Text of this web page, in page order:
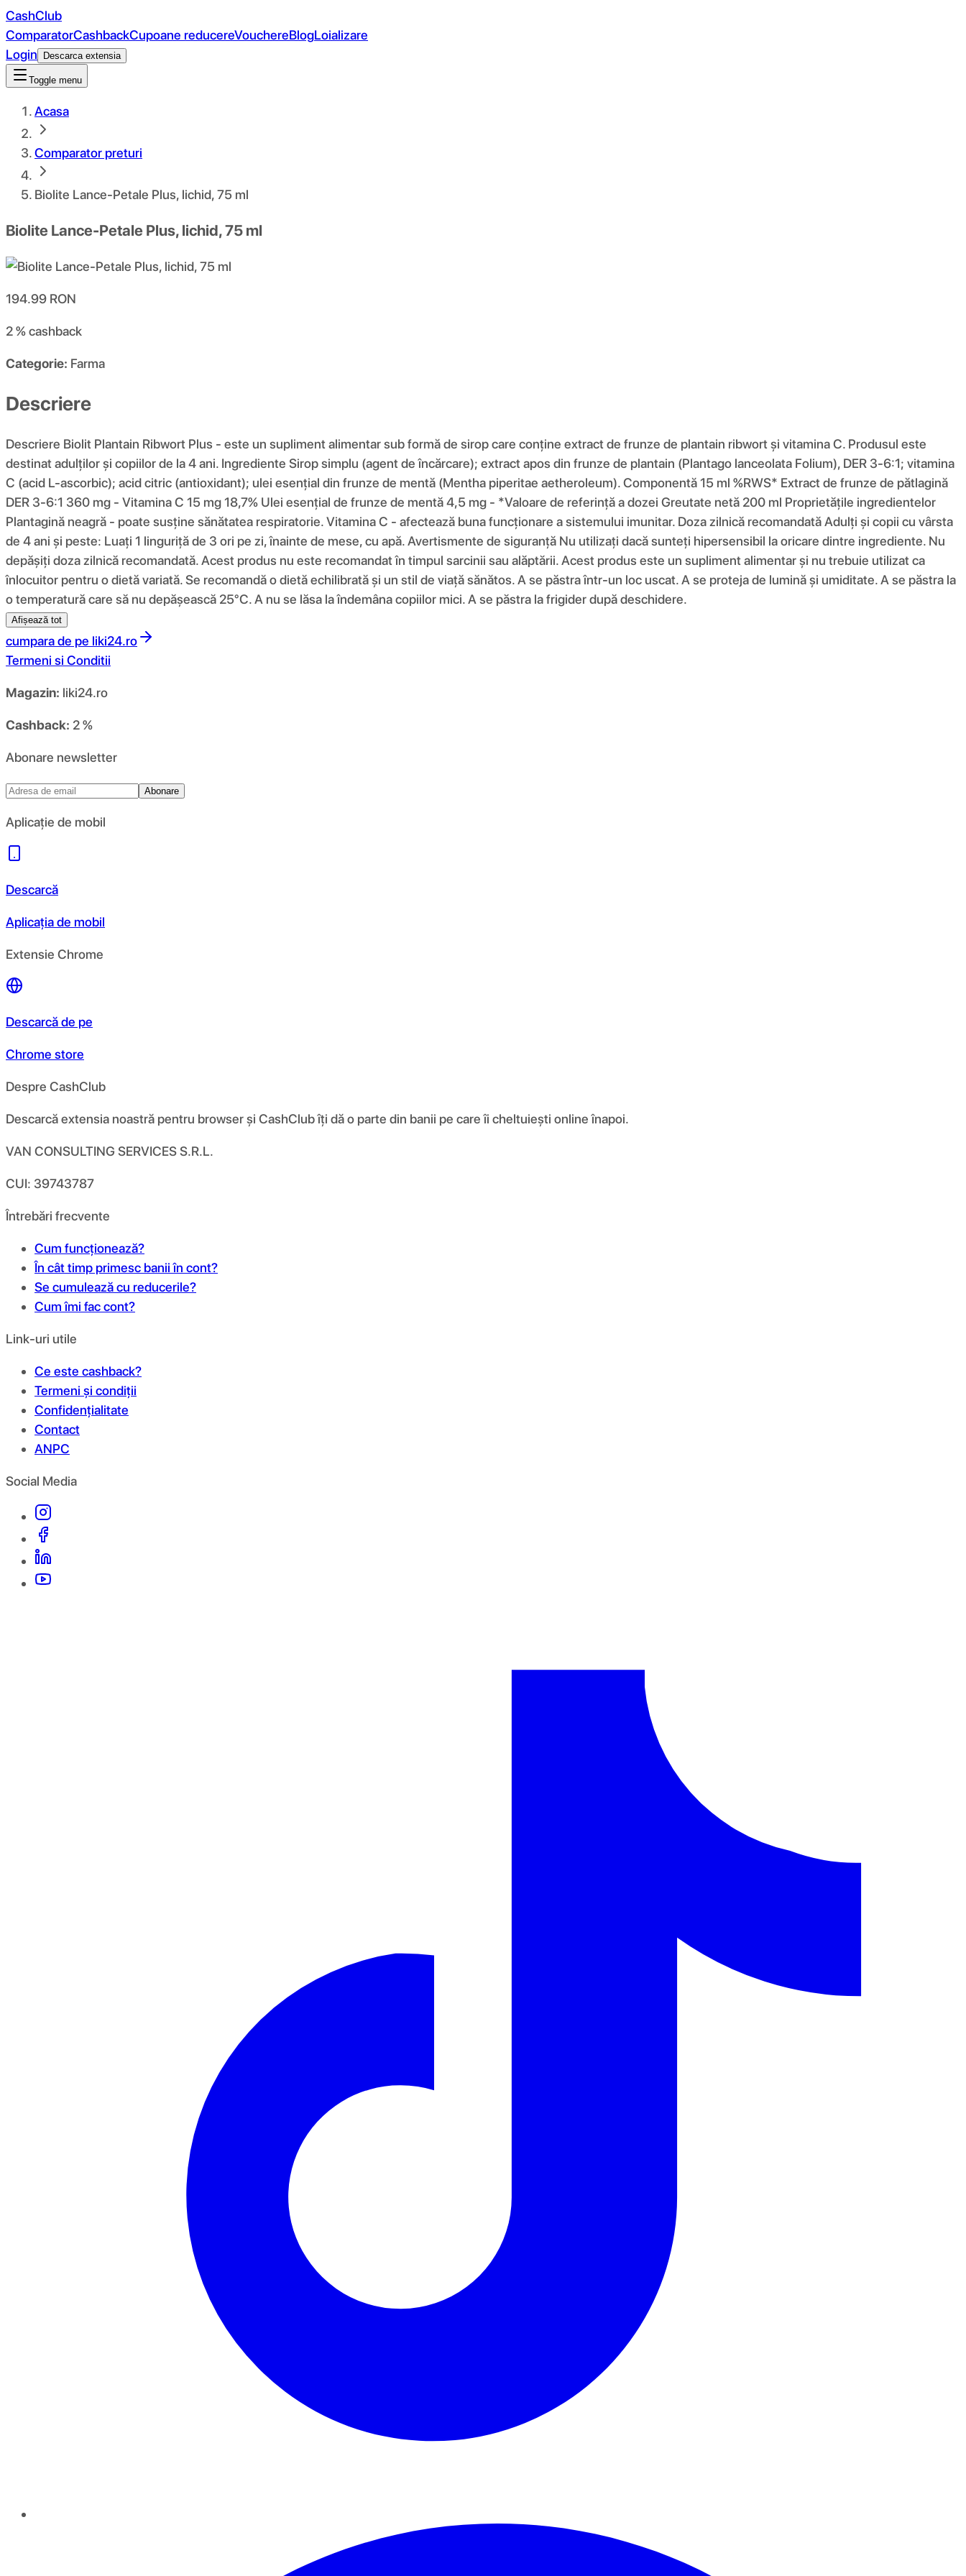
CashClub
ComparatorCashbackCupoane reducereVouchereBlogLoializare
Login
Descarca extensia
Toggle menu
Acasa
Comparator preturi
Biolite Lance-Petale Plus, lichid, 75 ml
Biolite Lance-Petale Plus, lichid, 75 ml
194.99 RON
2 %cashback
Categorie: Farma
Descriere
Descriere Biolit Plantain Ribwort Plus - este un supliment alimentar sub formă de sirop care conține extract de frunze de plantain ribwort și vitamina C. Produsul este
destinat adulților și copiilor de la 4 ani. Ingrediente Sirop simplu (agent de încărcare); extract apos din frunze de plantain (Plantago lanceolata Folium), DER 3-6:1; vitamina
C (acid L-ascorbic); acid citric (antioxidant); ulei esențial din frunze de mentă (Mentha piperitae aetheroleum). Componentă 15 ml %RWS* Extract de frunze de pătlagină
DER 3-6:1 360 mg - Vitamina C 15 mg 18,7% Ulei esențial de frunze de mentă 4,5 mg - *Valoare de referință a dozei Greutate netă 200 ml Proprietățile ingredientelor
Plantagină neagră - poate susține sănătatea respiratorie. Vitamina C - afectează buna funcționare a sistemului imunitar. Doza zilnică recomandată Adulți și copii cu vârsta
de 4 ani și peste: Luați 1 linguriță de 3 ori pe zi, înainte de mese, cu apă. Avertismente de siguranță Nu utilizați dacă sunteți hipersensibil la oricare dintre ingrediente. Nu
depășiți doza zilnică recomandată. Acest produs nu este recomandat în timpul sarcinii sau alăptării. Acest produs este un supliment alimentar și nu trebuie utilizat ca
înlocuitor pentru o dietă variată. Se recomandă o dietă echilibrată și un stil de viață sănătos. A se păstra într-un loc uscat. A se proteja de lumină și umiditate. A se păstra la
o temperatură care să nu depășească 25°C. A nu se lăsa la îndemâna copiilor mici. A se păstra la frigider după deschidere.
Afișează tot
cumpara de pe liki24.ro
Termeni si Conditii
Magazin: liki24.ro
Cashback: 2 %
Abonare newsletter
Abonare
Aplicație de mobil
Descarcă
Aplicația de mobil
Extensie Chrome
Descarcă de pe
Chrome store
Despre CashClub
Descarcă extensia noastră pentru browser și CashClub îți dă o parte din banii pe care îi cheltuiești online înapoi.
VAN CONSULTING SERVICES S.R.L.
CUI: 39743787
Întrebări frecvente
Cum funcționează?
În cât timp primesc banii în cont?
Se cumulează cu reducerile?
Cum îmi fac cont?
Link-uri utile
Ce este cashback?
Termeni și condiții
Confidențialitate
Contact
ANPC
Social Media